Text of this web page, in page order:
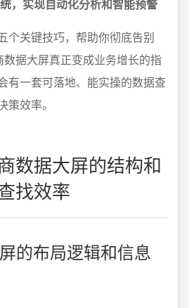
，实现自动化分析和智能预警
个关键技巧，帮助你彻底告别
数据大屏真正变成业务增长的指
有一套可落地、能实操的数据查
效率。
数据大屏的结构和
找效率
的布局逻辑和信息